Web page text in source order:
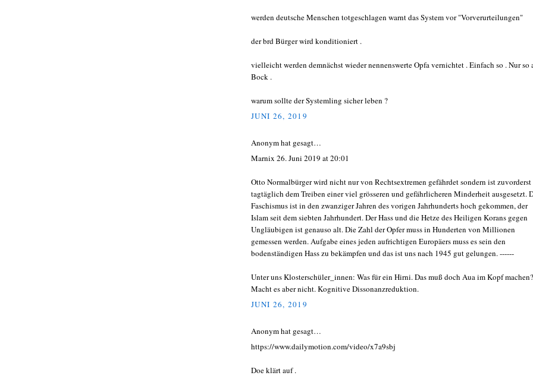
werden deutsche Menschen totgeschlagen warnt das System vor "Vorverurteilungen"
der brd Bürger wird konditioniert .
vielleicht werden demnächst wieder nennenswerte Opfa vernichtet . Einfach so . Nur so
Bock .
warum sollte der Systemling sicher leben ?
JUNI 26, 2019
Anonym hat gesagt…
Marnix 26. Juni 2019 at 20:01
Otto Normalbürger wird nicht nur von Rechtsextremen gefährdet sondern ist zuvorderst
tagtäglich dem Treiben einer viel grösseren und gefährlicheren Minderheit ausgesetzt.
Faschismus ist in den zwanziger Jahren des vorigen Jahrhunderts hoch gekommen, der
Islam seit dem siebten Jahrhundert. Der Hass und die Hetze des Heiligen Korans gegen
Ungläubigen ist genauso alt. Die Zahl der Opfer muss in Hunderten von Millionen
gemessen werden. Aufgabe eines jeden aufrichtigen Europäers muss es sein den
bodenständigen Hass zu bekämpfen und das ist uns nach 1945 gut gelungen. ------
Unter uns Klosterschüler_innen: Was für ein Hirni. Das muß doch Aua im Kopf machen?
Macht es aber nicht. Kognitive Dissonanzreduktion.
JUNI 26, 2019
Anonym hat gesagt…
https://www.dailymotion.com/video/x7a9sbj
Doe klärt auf .